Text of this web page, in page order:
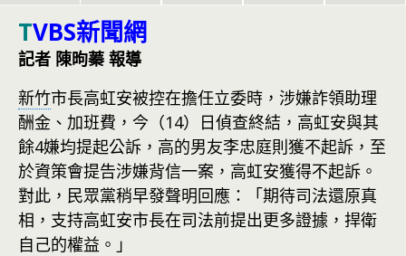
TVBS新聞網
記者 陳昫蓁 報導
新竹市長高虹安被控在擔任立委時，涉嫌詐領助理
酬金、加班費，今（14）日偵查終結，高虹安與其
餘4嫌均提起公訴，高的男友李忠庭則獲不起訴，至
於資策會提告涉嫌背信一案，高虹安獲得不起訴。
對此，民眾黨稍早發聲明回應：「期待司法還原真
相，支持高虹安市長在司法前提出更多證據，捍衛
自己的權益。」